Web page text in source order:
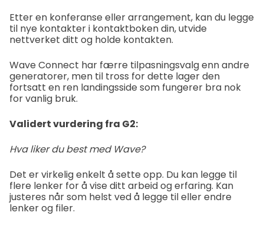
Etter en konferanse eller arrangement, kan du legge
til nye kontakter i kontaktboken din, utvide
nettverket ditt og holde kontakten.
Wave Connect har færre tilpasningsvalg enn andre
generatorer, men til tross for dette lager den
fortsatt en ren landingsside som fungerer bra nok
for vanlig bruk.
Validert vurdering fra G2:
Hva liker du best med Wave?
Det er virkelig enkelt å sette opp. Du kan legge til
flere lenker for å vise ditt arbeid og erfaring. Kan
justeres når som helst ved å legge til eller endre
lenker og filer.